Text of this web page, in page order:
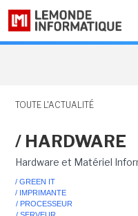
TOUTE L'ACTUALITÉ
/ HARDWARE
Hardware et Matériel
/ GREEN IT
/ IMPRIMANTE
/ PROCESSEUR